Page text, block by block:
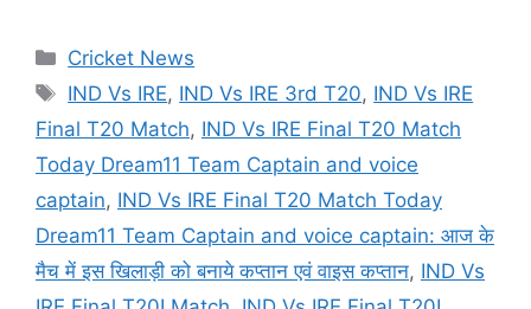
Categories
Cricket News
Tags
IND Vs IRE, IND Vs IRE 3rd T20, IND Vs IRE
Final T20 Match, IND Vs IRE Final T20 Match
Today Dream11 Team Captain and voice
captain, IND Vs IRE Final T20 Match Today
Dream11 Team Captain and voice captain: आज के
मैच में इस खिलाड़ी को बनाये कप्तान एवं वाइस कप्तान, IND Vs